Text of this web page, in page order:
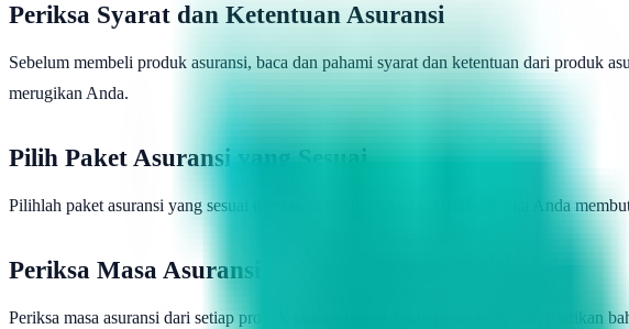
Periksa Syarat dan Ketentuan Asuransi
Sebelum membeli produk asuransi, baca dan pahami syarat dan ketentuan dari produk
merugikan Anda.
Pilih Paket Asuransi yang Sesuai
Pilihlah paket asuransi yang sesuai dengan kebutuhan Anda. Misalnya, jika Anda
Periksa Masa Asuransi
Periksa masa asuransi dari setiap produk asuransi yang Anda pertimbangkan. Pastikan